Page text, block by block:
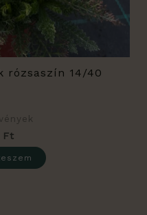
rózsaszín 14/40
Ft